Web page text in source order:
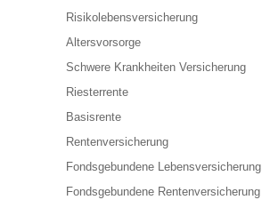
Risikolebensversicherung
Altersvorsorge
Schwere Krankheiten Versicherung
Riesterrente
Basisrente
Rentenversicherung
Fondsgebundene Lebensversicherung
Fondsgebundene Rentenversicherung